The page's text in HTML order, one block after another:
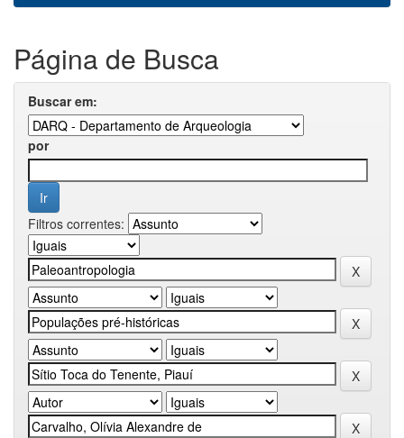
Página de Busca
Buscar em:
por
Filtros correntes: